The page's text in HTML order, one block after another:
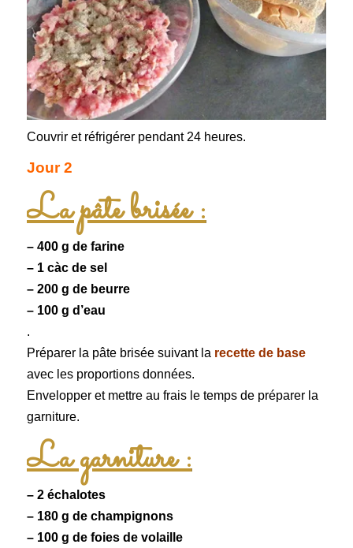
Couvrir et réfrigérer pendant 24 heures.
Jour 2
La pâte brisée :
– 400 g de farine
– 1 càc de sel
– 200 g de beurre
– 100 g d’eau
.
Préparer la pâte brisée suivant la recette de base
avec les proportions données.
Envelopper et mettre au frais le temps de préparer la
garniture.
La garniture :
– 2 échalotes
– 180 g de champignons
– 100 g de foies de volaille